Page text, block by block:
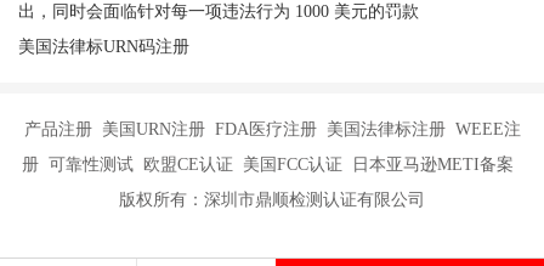
出，同时会面临针对每一项违法行为 1000 美元的罚款
美国法律标URN码注册
产品注册 美国URN注册 FDA医疗注册 美国法律标注册 WEEE注
册 可靠性测试 欧盟CE认证 美国FCC认证 日本亚马逊METI备案
版权所有：深圳市鼎顺检测认证有限公司